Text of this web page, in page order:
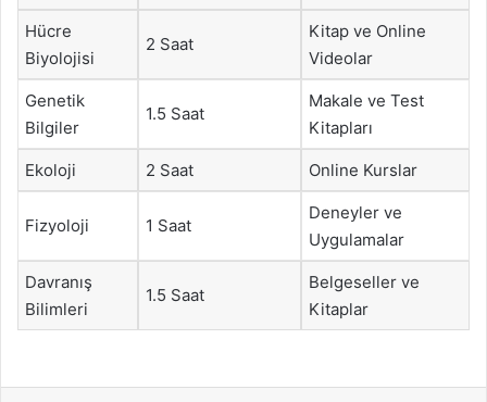
Hücre
Biyolojisi
2 Saat
Kitap ve Online
Videolar
Genetik
Bilgiler
1.5 Saat
Makale ve Test
Kitapları
Ekoloji 2 Saat Online Kurslar
Fizyoloji 1 Saat
Deneyler ve
Uygulamalar
Davranış
Bilimleri
1.5 Saat
Belgeseller ve
Kitaplar